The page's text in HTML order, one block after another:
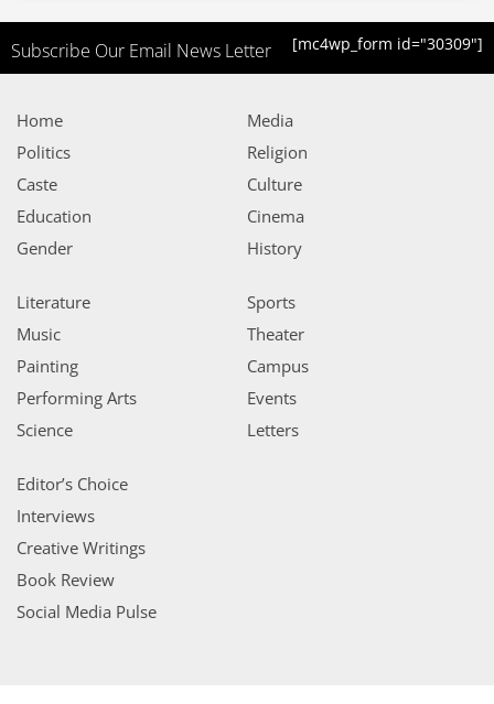
Subscribe Our Email News Letter [mc4wp_form id="30309"]
Home
Politics
Caste
Education
Gender
Media
Religion
Culture
Cinema
History
Literature
Music
Painting
Performing Arts
Science
Sports
Theater
Campus
Events
Letters
Editor’s Choice
Interviews
Creative Writings
Book Review
Social Media Pulse